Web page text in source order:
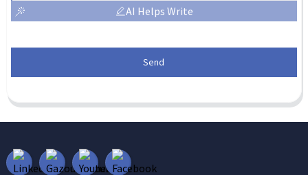
AI Helps Write
Send